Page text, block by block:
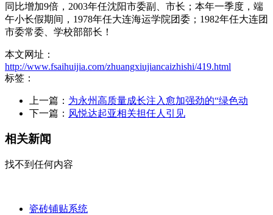
同比增加9倍，2003年任沈阳市委副、市长；本年一季度，端
午小长假期间，1978年任大连海运学院团委；1982年任大连团
市委常委、学校部部长！
本文网址：
http://www.fsaihuijia.com/zhuangxiujiancaizhishi/419.html
标签：
上一篇： 为永州高质量成长注入愈加强劲的“绿色动
下一篇： 风悦达起亚相关担任人引见
相关新闻
找不到任何内容
瓷砖铺贴系统